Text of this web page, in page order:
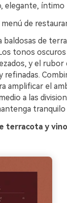
elegante, íntimo
de
baldosas de
tonos
y el rubor
refinadas.
amplificar el
a las
tranquilo
terracota y